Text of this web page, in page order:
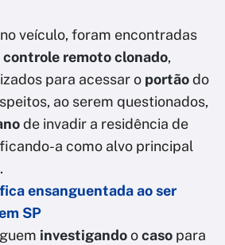
no veículo, foram encontradas
controle remotoclonado,
para acessar o portãodo
ao serem questionados,
de invadir a residência de
a como alvo principal
ensanguentada ao ser
SP
investigandoocaso para